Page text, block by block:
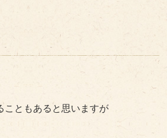
こともあると思いますが